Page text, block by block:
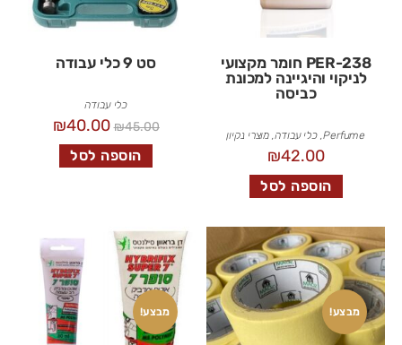
PER-238 חומר מקצועי
לניקוי והיגיינה למכונת
כביסה
Perfume כלי עבודה, מוצרי נקיון
₪42.00
הוספה לסל
סט 9 כלי עבודה
כלי עבודה
₪45.00
₪40.00
הוספה לסל
מבצע! מבצע!